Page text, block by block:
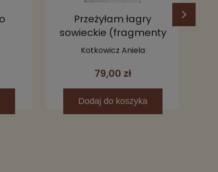
Przeżyłam łagry
sowieckie (fragmenty
wspomnień)
Kotkowicz Aniela
79,00 zł
Dodaj do koszyka